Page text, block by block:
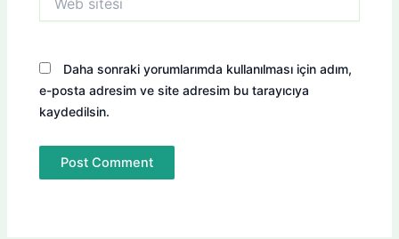
sitesi
Daha sonraki yorumlarımda kullanılması için adım,
e-posta adresim ve site adresim bu tarayıcıya
kaydedilsin.